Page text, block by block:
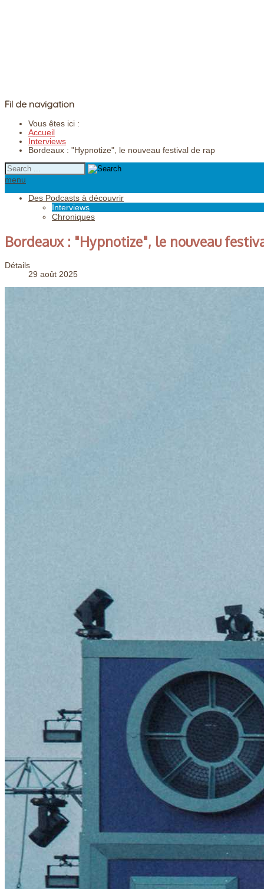
Fil de navigation
Vous êtes ici :
Accueil
Interviews
Bordeaux : "Hypnotize", le nouveau festival de rap
menu
Des Podcasts à découvrir
Interviews
Chroniques
Bordeaux : "Hypnotize", le nouveau
Détails
29 août 2025